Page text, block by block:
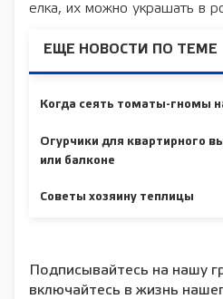
елка, их можно украшать в
ЕЩЕ НОВОСТИ ПО ТЕМЕ
Когда сеять томаты-гномы
Огурчики для квартирного
или балконе
Советы хозяину теплицы
Подписывайтесь на нашу
включайтесь в жизнь